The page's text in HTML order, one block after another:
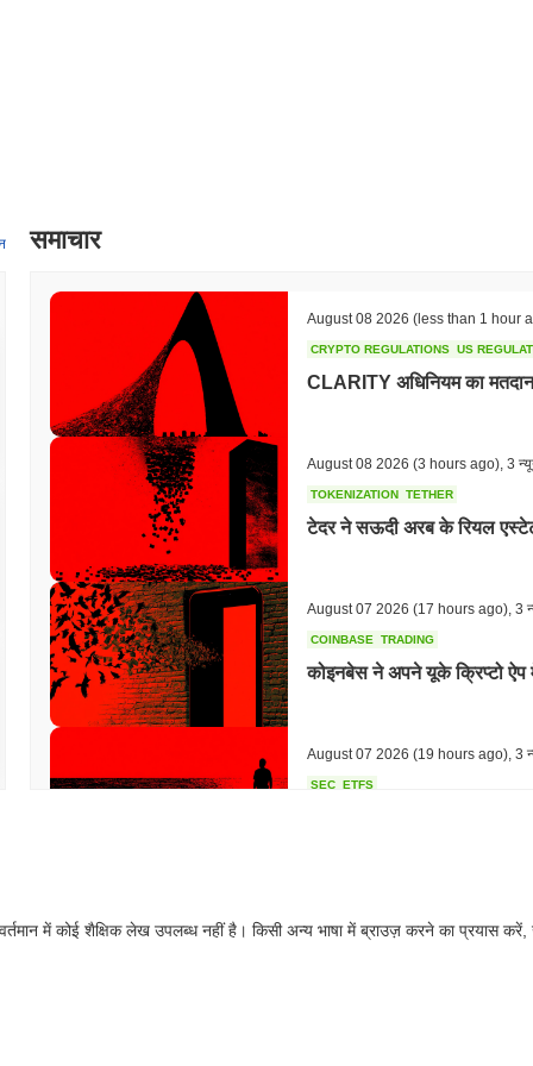
समाचार
August 08 2026 (less than 1 hour
CRYPTO REGULATIONS US
CLARITY अधिनियम का
August 08 2026 (3 hours ago) 3
TOKENIZATION TETHER
टेदर ने सऊदी अरब के रियल
August 07 2026 (17 hours ago) 3
COINBASE TRADING
कोइनबेस ने अपने यूके क्रिप्टो
August 07 2026 (19 hours ago) 3
SEC ETFS
CRYPTO REGULATIONS US
में कोई शैक्षिक लेख उपलब्ध नहीं है। किसी अन्य भाषा में ब्राउज़ करने का प्रयास